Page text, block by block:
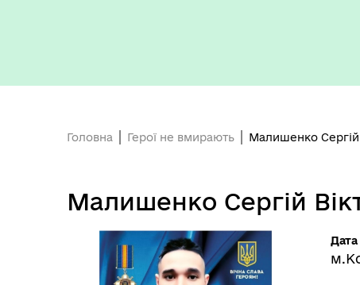
Головна Герої не вмирають Малишенко Сергій
Малишенко Сергій